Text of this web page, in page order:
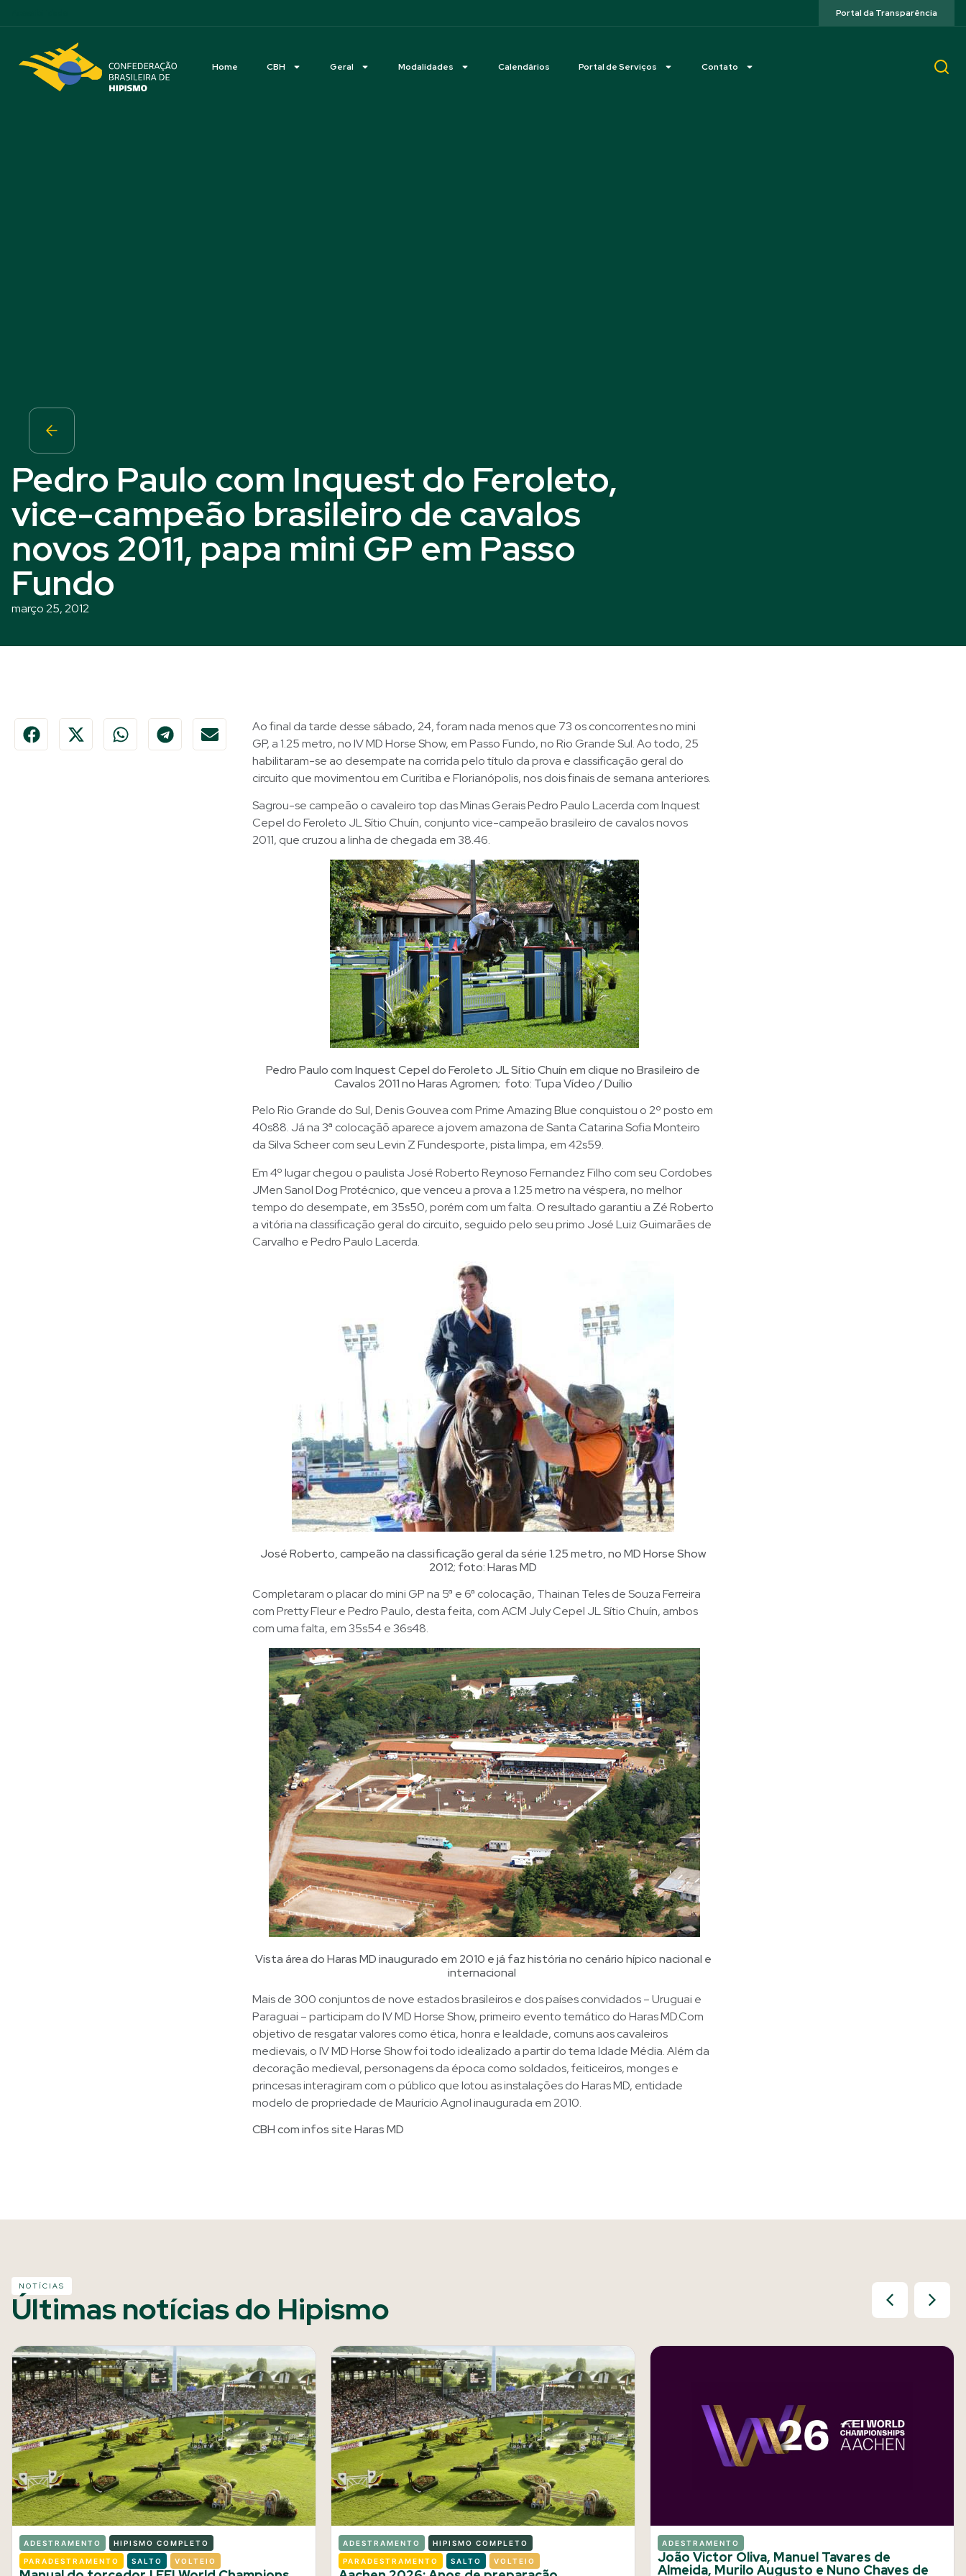
Portal da Transparência
Home CBH Geral Modalidades Calendários Portal de Serviços Contato
Pedro Paulo com Inquest do Feroleto,
vice-campeão brasileiro de cavalos
novos 2011, papa mini GP em Passo
Fundo
março 25, 2012
Ao final da tarde desse sábado, 24, foram nada menos que 73 os concorrentes no mini
GP, a 1.25 metro, no IV MD Horse Show, em Passo Fundo, no Rio Grande Sul. Ao todo, 25
habilitaram-se ao desempate na corrida pelo título da prova e classificação geral do
circuito que movimentou em Curitiba e Florianópolis, nos dois finais de semana anteriores.
Sagrou-se campeão o cavaleiro top das Minas Gerais Pedro Paulo Lacerda com Inquest
Cepel do Feroleto JL Sítio Chuín, conjunto vice-campeão brasileiro de cavalos novos
2011, que cruzou a linha de chegada em 38.46.
Pedro Paulo com Inquest Cepel do Feroleto JL Sítio Chuín em clique no Brasileiro de
Cavalos 2011 no Haras Agromen; foto: Tupa Vídeo / Duílio
Pelo Rio Grande do Sul, Denis Gouvea com Prime Amazing Blue conquistou o 2º posto em
40s88. Já na 3ª colocaçãõ aparece a jovem amazona de Santa Catarina Sofia Monteiro
da Silva Scheer com seu Levin Z Fundesporte, pista limpa, em 42s59.
Em 4º lugar chegou o paulista José Roberto Reynoso Fernandez Filho com seu Cordobes
JMen Sanol Dog Protécnico, que venceu a prova a 1.25 metro na véspera, no melhor
tempo do desempate, em 35s50, porém com um falta. O resultado garantiu a Zé Roberto
a vitória na classificação geral do circuito, seguido pelo seu primo José Luiz Guimarães de
Carvalho e Pedro Paulo Lacerda.
José Roberto, campeão na classificação geral da série 1.25 metro, no MD Horse Show
2012; foto: Haras MD
Completaram o placar do mini GP na 5ª e 6ª colocação, Thainan Teles de Souza Ferreira
com Pretty Fleur e Pedro Paulo, desta feita, com ACM July Cepel JL Sítio Chuín, ambos
com uma falta, em 35s54 e 36s48.
Vista área do Haras MD inaugurado em 2010 e já faz história no cenário hípico nacional e
internacional
Mais de 300 conjuntos de nove estados brasileiros e dos países convidados – Uruguai e
Paraguai – participam do IV MD Horse Show, primeiro evento temático do Haras MD.Com
objetivo de resgatar valores como ética, honra e lealdade, comuns aos cavaleiros
medievais, o IV MD Horse Show foi todo idealizado a partir do tema Idade Média. Além da
decoração medieval, personagens da época como soldados, feiticeiros, monges e
princesas interagiram com o público que lotou as instalações do Haras MD, entidade
modelo de propriedade de Maurício Agnol inaugurada em 2010.
CBH com infos site Haras MD
NOTÍCIAS
Últimas notícias do Hipismo
ADESTRAMENTO HIPISMO COMPLETO
PARADESTRAMENTO SALTO VOLTEIO
ADESTRAMENTO HIPISMO COMPLETO
PARADESTRAMENTO SALTO VOLTEIO
ADESTRAMENTO
João Victor Oliva, Manuel Tavares de
Almeida, Murilo Augusto e Nuno Chaves de